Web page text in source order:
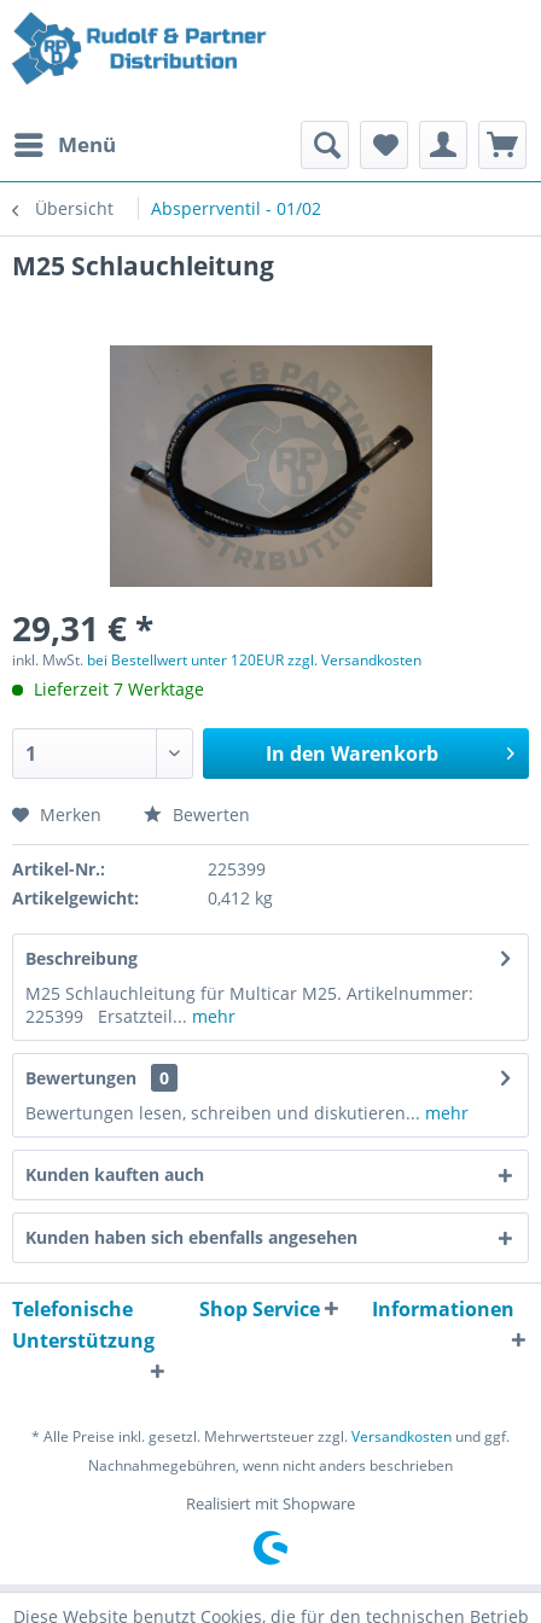
Menü
Übersicht Absperrventil - 01/02
M25 Schlauchleitung
29,31 € *
inkl. MwSt. bei Bestellwert unter 120EUR zzgl. Versandkosten
Lieferzeit 7 Werktage
In den Warenkorb
Merken Bewerten
Artikel-Nr.:
225399
Artikelgewicht:
0,412 kg
Beschreibung
M25 Schlauchleitung für Multicar M25. Artikelnummer:
225399 Ersatzteil... mehr
Bewertungen
0
Bewertungen lesen, schreiben und diskutieren... mehr
Kunden kauften auch
Kunden haben sich ebenfalls angesehen
Telefonische
Unterstützung
Shop Service Informationen
* Alle Preise inkl. gesetzl. Mehrwertsteuer zzgl.Versandkosten und ggf.
Nachnahmegebühren, wenn nicht anders beschrieben
Realisiert mit Shopware
Diese Website benutzt Cookies, die für den technischen Betrieb